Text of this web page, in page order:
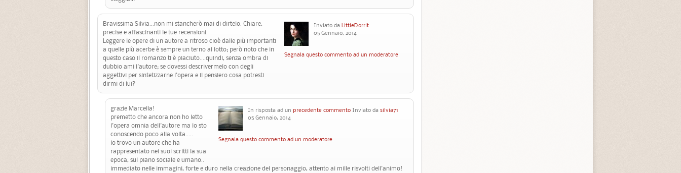
Inviato daLittleDorrit
05 Gennaio, 2014
Segnala questo commento ad un moderatore
Bravissima Silvia...non mi stancherò mai di dirtelo. Chiare,
precise e affascinanti le tue recensioni.
Leggere le opere di un autore a ritroso cioè dalle più importanti
a quelle più acerbe è sempre un terno al lotto; però noto che in
questo caso il romanzo ti è piaciuto....quindi, senza ombra di
dubbio ami l'autore; se dovessi descrivermelo con degli
aggettivi per sintetizzarne l'opera e il pensiero cosa potresti
dirmi di lui?
In risposta ad un precedente commento Inviato dasilvia71
05 Gennaio, 2014
Segnala questo commento ad un moderatore
grazie Marcella!
premetto che ancora non ho letto
l'opera omnia dell'autore ma lo sto
conoscendo poco alla volta.....
lo trovo un autore che ha
rappresentato nei suoi scritti la sua
epoca, sul piano sociale e umano..
immediato nelle immagini, forte e duro nella creazione del personaggio, attento ai mille risvolti dell'animo!